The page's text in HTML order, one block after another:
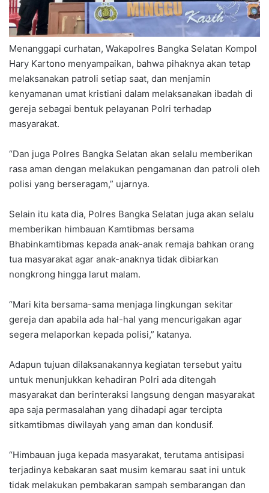
Menanggapi curhatan, Wakapolres Bangka Selatan Kompol
Hary Kartono menyampaikan, bahwa pihaknya akan tetap
melaksanakan patroli setiap saat, dan menjamin
kenyamanan umat kristiani dalam melaksanakan ibadah di
gereja sebagai bentuk pelayanan Polri terhadap
masyarakat.
“Dan juga Polres Bangka Selatan akan selalu memberikan
rasa aman dengan melakukan pengamanan dan patroli oleh
polisi yang berseragam,” ujarnya.
Selain itu kata dia, Polres Bangka Selatan juga akan selalu
memberikan himbauan Kamtibmas bersama
Bhabinkamtibmas kepada anak-anak remaja bahkan orang
tua masyarakat agar anak-anaknya tidak dibiarkan
nongkrong hingga larut malam.
“Mari kita bersama-sama menjaga lingkungan sekitar
gereja dan apabila ada hal-hal yang mencurigakan agar
segera melaporkan kepada polisi,” katanya.
Adapun tujuan dilaksanakannya kegiatan tersebut yaitu
untuk menunjukkan kehadiran Polri ada ditengah
masyarakat dan berinteraksi langsung dengan masyarakat
apa saja permasalahan yang dihadapi agar tercipta
sitkamtibmas diwilayah yang aman dan kondusif.
“Himbauan juga kepada masyarakat, terutama antisipasi
terjadinya kebakaran saat musim kemarau saat ini untuk
tidak melakukan pembakaran sampah sembarangan dan